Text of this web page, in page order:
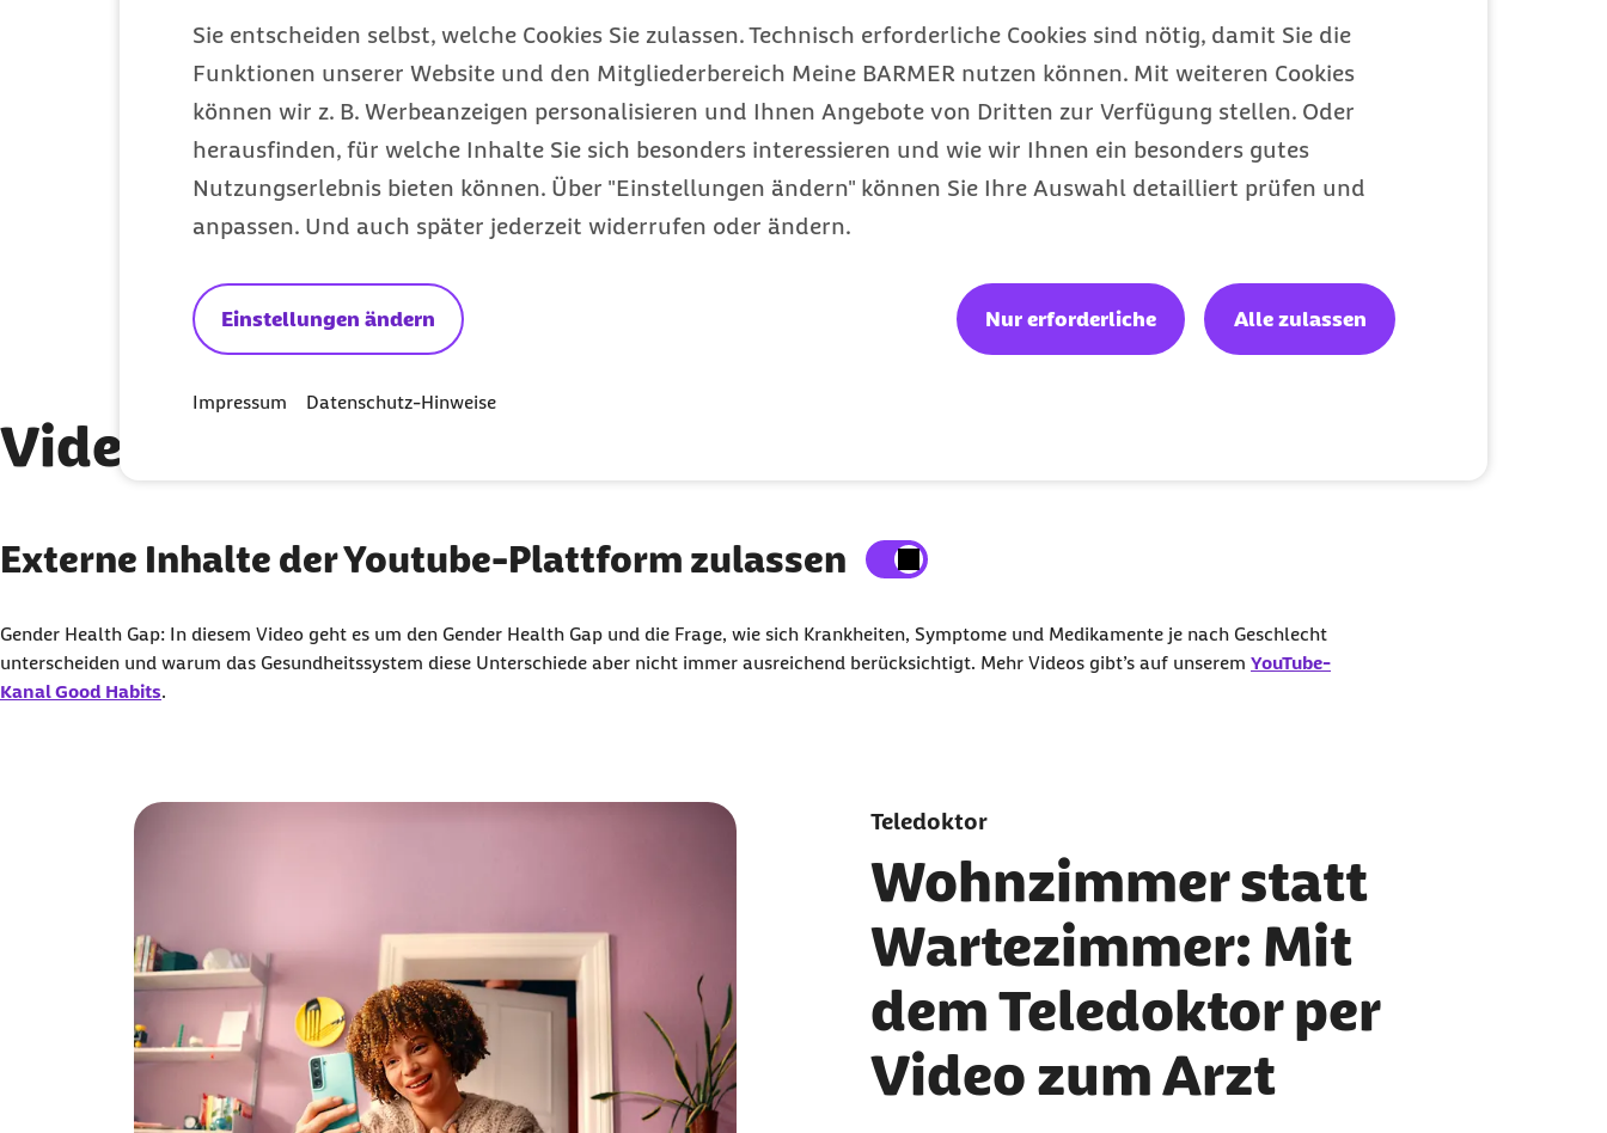
Sie entscheiden selbst, welche Cookies Sie zulassen. Technisch erforderliche Cookies sind nötig, damit Sie die
Funktionen unserer Website und den Mitgliederbereich Meine BARMER nutzen können. Mit weiteren Cookies
können wir z. B. Werbeanzeigen personalisieren und Ihnen Angebote von Dritten zur Verfügung stellen. Oder
herausfinden, für welche Inhalte Sie sich besonders interessieren und wie wir Ihnen ein besonders gutes
Nutzungserlebnis bieten können. Über "Einstellungen ändern" können Sie Ihre Auswahl detailliert prüfen und
anpassen. Und auch später jederzeit widerrufen oder ändern.
Einstellungen ändern Nur erforderliche Alle zulassen
Impressum Datenschutz-Hinweise
und
Nierenkrankheiten?
So sind Männer und Frauen von
Nierenschwäche und Blasenentzündung
Kategorie
Gesundheit
bei Frauen
Warum Frauen häufiger an
Autoimmunkrankheiten wie Rheuma leiden
Kostenlose
für die häufigsten
Krebserkrankungen
Kategorie
Video: Ist Medizin nur für Männer gemacht?
Externe Inhalte der Youtube-Plattform anzeigen
Ich bin damit einverstanden, dass personenbezogene Daten an Drittplattform übermittelt werden. Mehr dazu in unsererDatenschutzerklärung
Externe Inhalte der Youtube-Plattform zulassen
Gender Health Gap: In diesem Video geht es um den Gender Health Gap und die Frage, wie sich Krankheiten, Symptome und Medikamente je nach Geschlecht
unterscheiden und warum das Gesundheitssystem diese Unterschiede aber nicht immer ausreichend berücksichtigt. Mehr Videos gibt’s auf unserem YouTube-
Kanal Good Habits.
Teledoktor
Wohnzimmer statt
Wartezimmer: Mit
dem Teledoktor per
Video zum Arzt